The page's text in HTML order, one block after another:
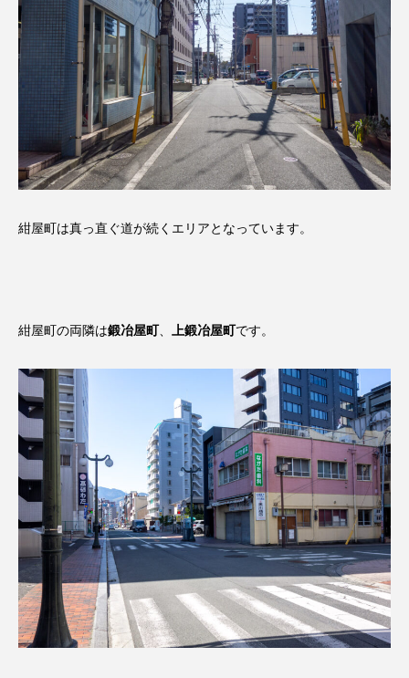
紺屋町は真っ直ぐ道が続くエリアとなっています。
紺屋町の両隣は鍛冶屋町、 上鍛冶屋町です。